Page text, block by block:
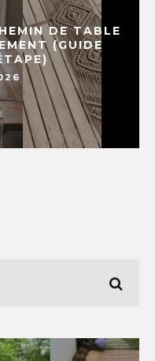
DE TABLE
(GUIDE